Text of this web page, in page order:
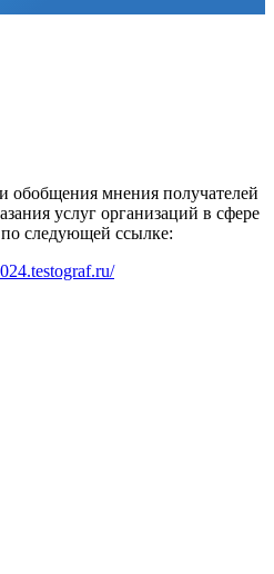
обобщения мнения получателей
услуг организаций в сфере
следующей ссылке: